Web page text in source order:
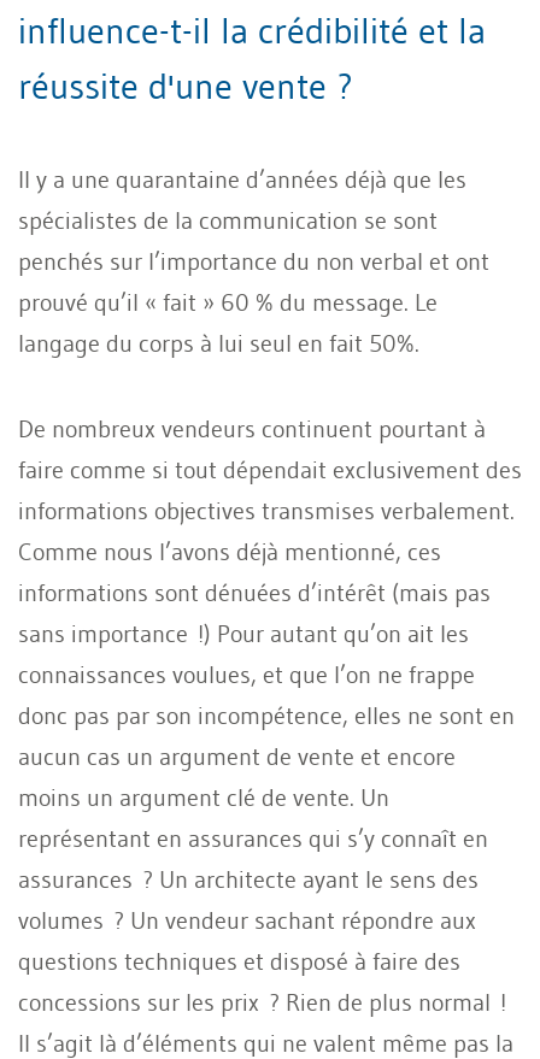
influence-t-il la crédibilité et la
réussite d'une vente ?
Il y a une quarantaine d’années déjà que les
spécialistes de la communication se sont
penchés sur l’importance du non verbal et ont
prouvé qu’il « fait » 60 % du message. Le
langage du corps à lui seul en fait 50%.
De nombreux vendeurs continuent pourtant à
faire comme si tout dépendait exclusivement des
informations objectives transmises verbalement.
Comme nous l’avons déjà mentionné, ces
informations sont dénuées d’intérêt (mais pas
sans importance !) Pour autant qu’on ait les
connaissances voulues, et que l’on ne frappe
donc pas par son incompétence, elles ne sont en
aucun cas un argument de vente et encore
moins un argument clé de vente. Un
représentant en assurances qui s’y connaît en
assurances ? Un architecte ayant le sens des
volumes ? Un vendeur sachant répondre aux
questions techniques et disposé à faire des
concessions sur les prix ? Rien de plus normal !
Il s’agit là d’éléments qui ne valent même pas la